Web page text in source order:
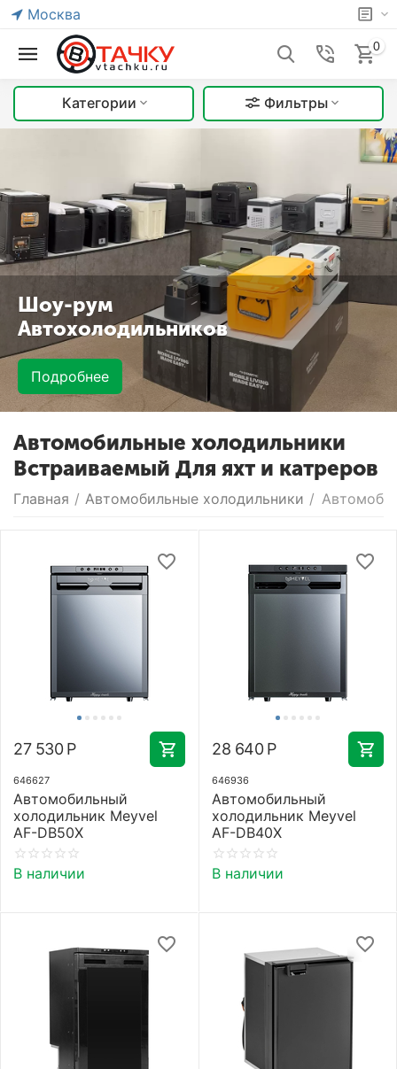
Москва
0
Категории Фильтры
Шоу-рум
Автохолодильников
Подробнее
Автомобильные холодильники
Встраиваемый Для яхт и катреров
Главная / Автомобильные холодильники /
27 530 Р
646627
Автомобильный
холодильник Meyvel
AF-DB50X
В наличии
28 640 Р
646936
Автомобильный
холодильник Meyvel
AF-DB40X
В наличии